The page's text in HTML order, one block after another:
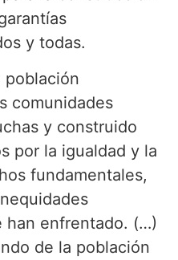
y todas.
población
comunidades
y construido
por la igualdad y la
fundamentales,
han enfrentado. (…)
de la población